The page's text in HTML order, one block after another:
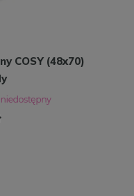
COSY (48x70)